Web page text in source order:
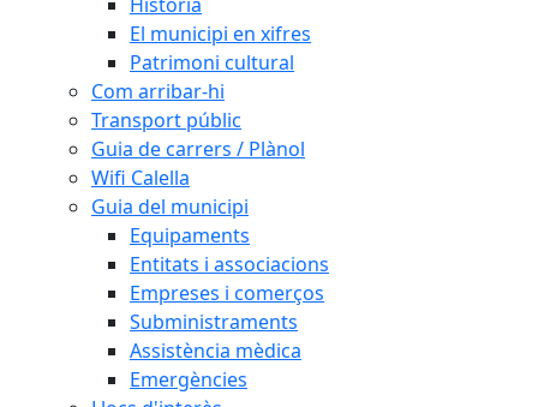
El municipi en xifres
Patrimoni cultural
Com arribar-hi
Transport públic
Guia de carrers / Plànol
Wifi Calella
Guia del municipi
Equipaments
Entitats i associacions
Empreses i comerços
Subministraments
Assistència mèdica
Emergències